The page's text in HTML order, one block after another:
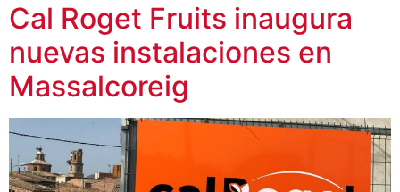
Cal Roget Fruits inaugura
nuevas instalaciones en
Massalcoreig